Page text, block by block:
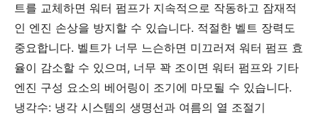
트를 교체하면 워터 펌프가 지속적으로 작동하고 잠재적
인 엔진 손상을 방지할 수 있습니다. 적절한 벨트 장력도
중요합니다. 벨트가 너무 느슨하면 미끄러져 워터 펌프 효
율이 감소할 수 있으며, 너무 꽉 조이면 워터 펌프와 기타
엔진 구성 요소의 베어링이 조기에 마모될 수 있습니다.
냉각수: 냉각 시스템의 생명선과 여름의 열 조절기